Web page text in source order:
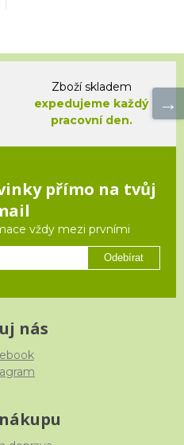
Zboží skladem
expedujeme každý
pracovní den.
přímo na tvůj
vždy mezi prvními
Odebírat
nás